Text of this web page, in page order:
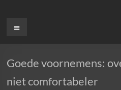
Menu
Goede voornemens:
niet comfortabeler